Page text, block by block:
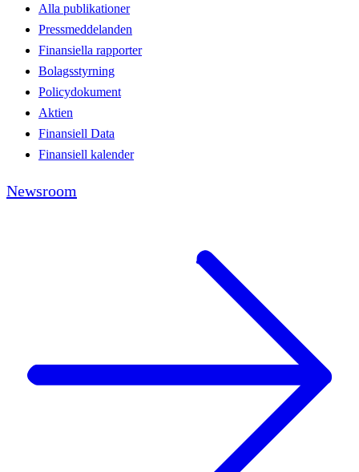
Alla publikationer
Pressmeddelanden
Finansiella rapporter
Bolagsstyrning
Policydokument
Aktien
Finansiell Data
Finansiell kalender
Newsroom